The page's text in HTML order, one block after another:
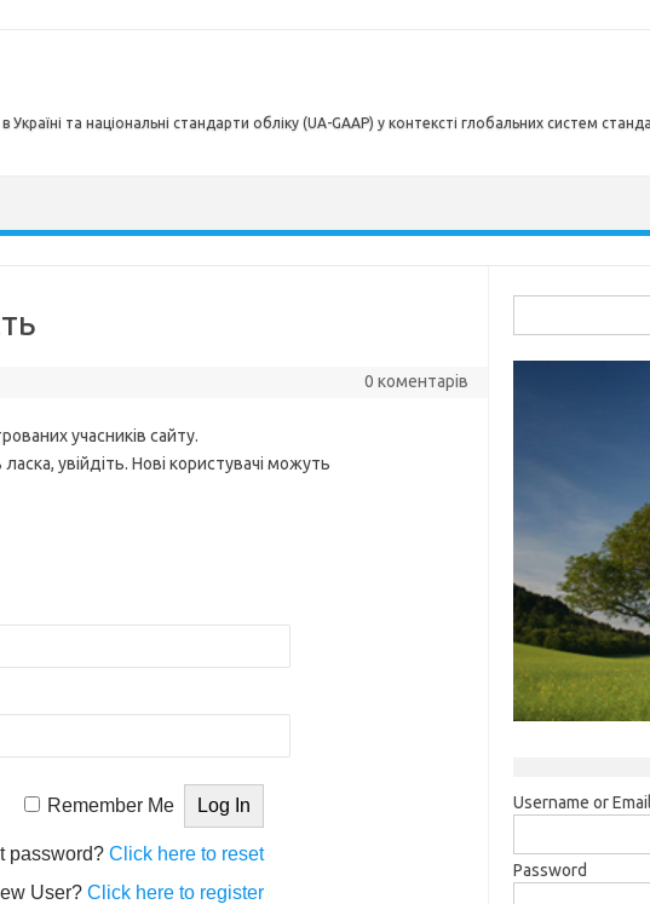
та національні стандарти обліку (UA-GAAP) у контексті глобальних систем
0 коментарів
учасників сайту.
увійдіть. Нові користувачі можуть
Remember Me
password? Click here to reset
User? Click here to register
Username or Email
Password